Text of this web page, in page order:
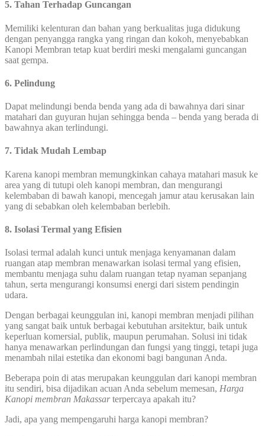
5. Tahan Terhadap Guncangan
Memiliki kelenturan dan bahan yang berkualitas juga didukung
dengan penyangga rangka yang ringan dan kokoh, menyebabkan
Kanopi Membran tetap kuat berdiri meski mengalami guncangan
saat gempa.
6. Pelindung
Dapat melindungi benda benda yang ada di bawahnya dari sinar
matahari dan guyuran hujan sehingga benda – benda yang berada di
bawahnya akan terlindungi.
7. Tidak Mudah Lembap
Karena kanopi membran memungkinkan cahaya matahari masuk ke
area yang di tutupi oleh kanopi membran, dan mengurangi
kelembaban di bawah kanopi, mencegah jamur atau kerusakan lain
yang di sebabkan oleh kelembaban berlebih.
8. Isolasi Termal yang Efisien
Isolasi termal adalah kunci untuk menjaga kenyamanan dalam
ruangan atap membran menawarkan isolasi termal yang efisien,
membantu menjaga suhu dalam ruangan tetap nyaman sepanjang
tahun, serta mengurangi konsumsi energi dari sistem pendingin
udara.
Dengan berbagai keunggulan ini, kanopi membran menjadi pilihan
yang sangat baik untuk berbagai kebutuhan arsitektur, baik untuk
keperluan komersial, publik, maupun perumahan. Solusi ini tidak
hanya menawarkan perlindungan dan fungsi yang tinggi, tetapi juga
menambah nilai estetika dan ekonomi bagi bangunan Anda.
Beberapa poin di atas merupakan keunggulan dari kanopi membran
itu sendiri, bisa dijadikan acuan Anda sebelum memesan, Harga
Kanopi membran Makassarterpercaya apakah itu?
Jadi, apa yang mempengaruhi harga kanopi membran?